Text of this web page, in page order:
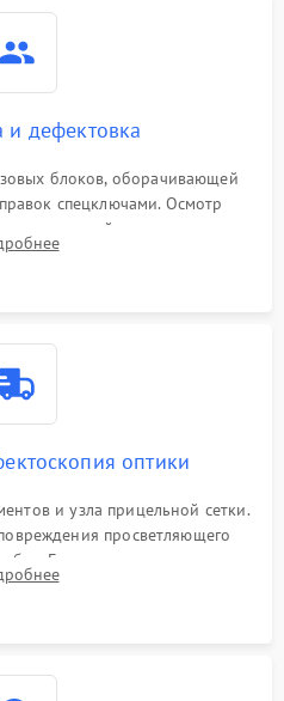
и дефектовка
блоков, оборачивающей
спецключами. Осмотр
соединений, пружин и
причин люфта, смещения
оптики
и узла прицельной сетки.
просветляющего
Бережная очистка стекол
целостности гравированной